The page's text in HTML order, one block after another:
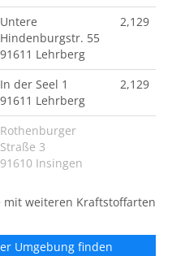
Untere
Hindenburgstr. 55
91611 Lehrberg
2,129
In der Seel 1
91611 Lehrberg
2,129
Rothenburger
Straße 3
91610 Insingen
mit weiteren Kraftstoffarten
Umgebung finden